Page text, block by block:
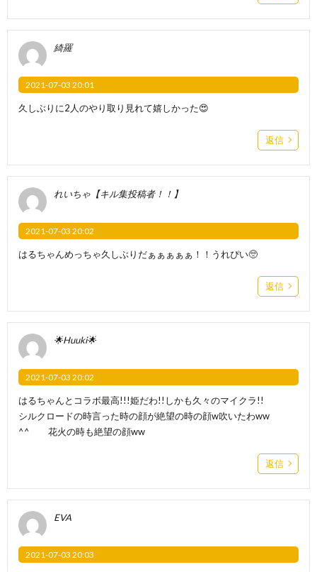
綺羅
2021-07-03 20:01
久しぶりに2人のやり取り見れて嬉しかった😍
返信
れいちゃ【キル集投稿者！！】
2021-07-03 20:02
はるちゃんめっちゃ久しぶりだぁぁぁぁぁ！！うれぴい🥺
返信
🌟Huuki🌟
2021-07-03 20:02
はるちゃんとコラボ最高!!!姫だわ!!しかも久々のマイクラ!!
シルクロードの時言った時の顔が絶望の時の顔w吹いたわww
^^ 花火の時も絶望の顔ww
返信
EVA
2021-07-03 20:03